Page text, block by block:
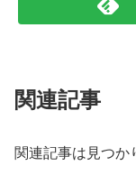
関連記事
関連記事は見つか